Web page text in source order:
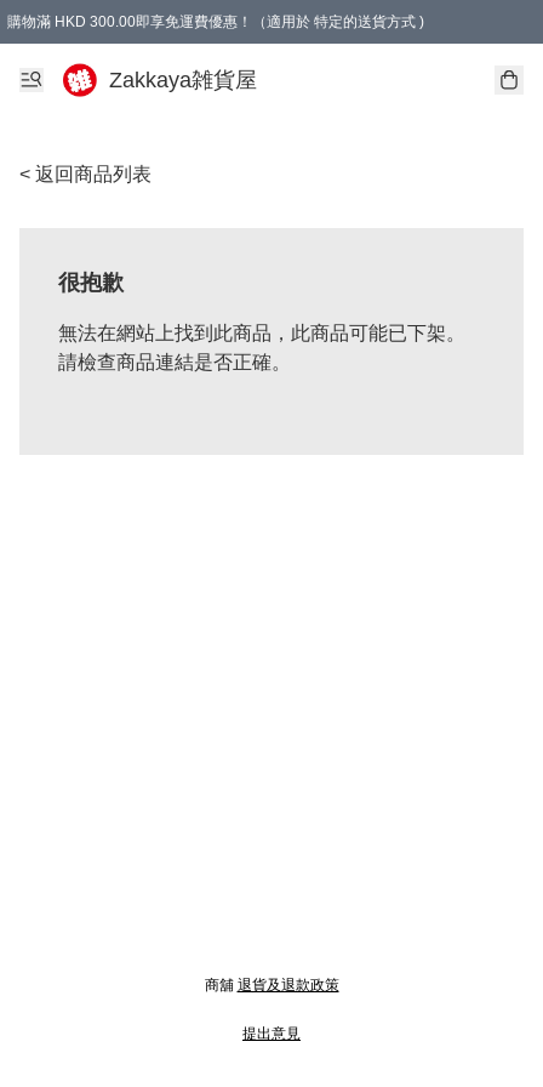
購物滿 HKD 300.00即享免運費優惠！（適用於 特定的送貨方式 )
Zakkaya雑貨屋
< 返回商品列表
很抱歉
無法在網站上找到此商品，此商品可能已下架。
請檢查商品連結是否正確。
商舖 退貨及退款政策
提出意見